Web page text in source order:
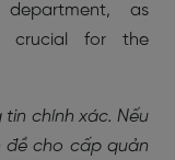
as
crucial for the
chính xác. Nếu
đề cho cấp quản